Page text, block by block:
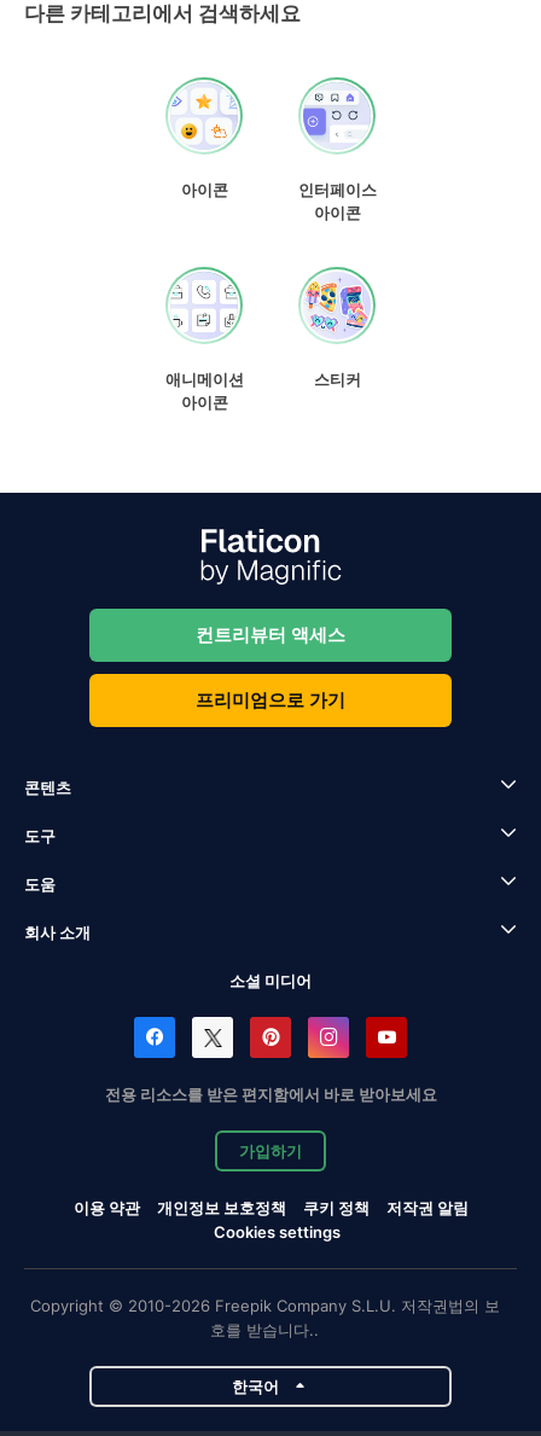
다른 카테고리에서 검색하세요
아이콘
인터페이스
아이콘
애니메이션
아이콘
스티커
컨트리뷰터 액세스
프리미엄으로 가기
콘텐츠
도구
도움
회사 소개
소셜 미디어
전용 리소스를 받은 편지함에서 바로 받아보세요
가입하기
이용 약관 개인정보 보호정책 쿠키 정책
저작권 알림
Cookies settings
Copyright © 2010-2026 Freepik Company S.L.U. 저작권법의 보
호를 받습니다..
한국어